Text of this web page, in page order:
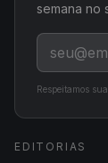
semana no
Respeitamos
EDITORIAS